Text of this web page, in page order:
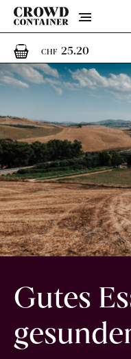
Menu
CHF 25.201
Gutes